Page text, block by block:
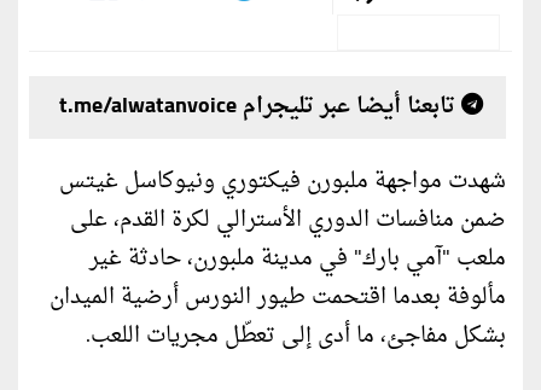
تابعنا أيضا عبر تليجرام t.me/alwatanvoice
شهدت مواجهة ملبورن فيكتوري ونيوكاسل غيتس
ضمن منافسات الدوري الأسترالي لكرة القدم، على
ملعب "آمي بارك" في مدينة ملبورن، حادثة غير
مألوفة بعدما اقتحمت طيور النورس أرضية الميدان
بشكل مفاجئ، ما أدى إلى تعطّل مجريات اللعب.